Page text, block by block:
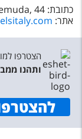
כתובת:
אתר:
הצטרפו
ותהנו